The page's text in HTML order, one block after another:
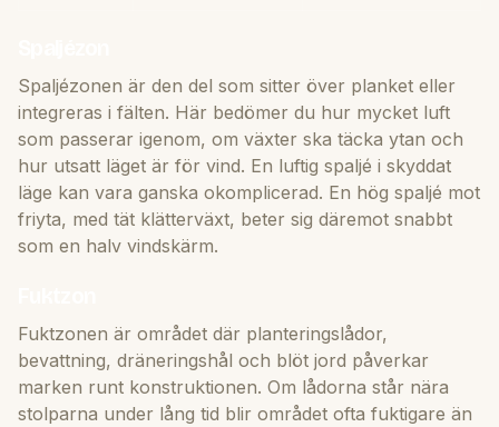
Spaljézonen är den del som sitter över planket eller
integreras i fälten. Här bedömer du hur mycket luft
som passerar igenom, om växter ska täcka ytan och
hur utsatt läget är för vind. En luftig spaljé i skyddat
läge kan vara ganska okomplicerad. En hög spaljé mot
friyta, med tät klätterväxt, beter sig däremot snabbt
som en halv vindskärm.
Fuktzonen är området där planteringslådor,
bevattning, dräneringshål och blöt jord påverkar
marken runt konstruktionen. Om lådorna står nära
stolparna under lång tid blir området ofta fuktigare än